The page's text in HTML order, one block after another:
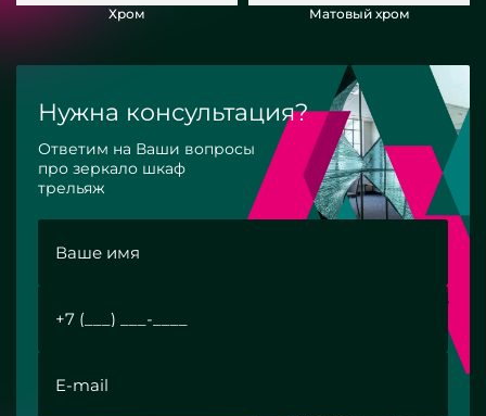
Хром Матовый хром
Нужна консультация?
Ответим на Ваши вопросы
про зеркало шкаф
трельяж